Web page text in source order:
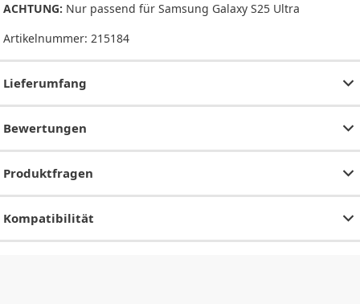
ACHTUNG: Nur passend für Samsung Galaxy S25 Ultra
Artikelnummer: 215184
Lieferumfang
Bewertungen
Produktfragen
Kompatibilität